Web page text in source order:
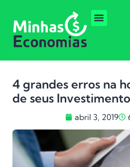
4 grandes erros na
de seus
abril 3, 2019